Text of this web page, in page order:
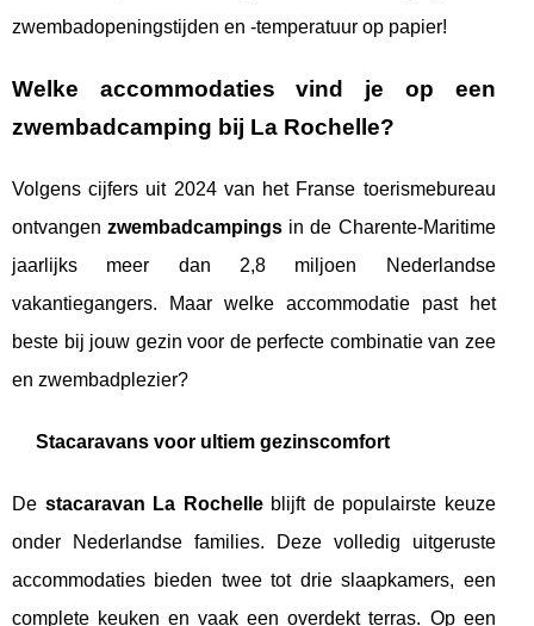
zwembadopeningstijden en -temperatuur op papier!
Welke accommodaties vind je op een
zwembadcamping bij La Rochelle?
Volgens cijfers uit 2024 van het Franse toerismebureau
ontvangenzwembadcampings in de Charente-Maritime
jaarlijks meer dan 2,8 miljoen Nederlandse
vakantiegangers. Maar welke accommodatie past het
beste bij jouw gezin voor de perfecte combinatie van zee
en zwembadplezier?
Stacaravans voor ultiem gezinscomfort
De stacaravan La Rochelleblijft de populairste keuze
onder Nederlandse families. Deze volledig uitgeruste
accommodaties bieden twee tot drie slaapkamers, een
complete keuken en vaak een overdekt terras. Op een